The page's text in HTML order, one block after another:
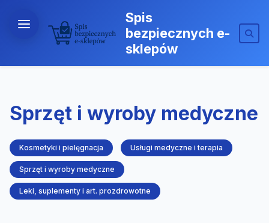
Spis
bezpiecznych e-
sklepów
Sprzęt i wyroby medyczne
Kosmetyki i pielęgnacja Usługi medyczne i terapia
Sprzęt i wyroby medyczne
Leki, suplementy i art. prozdrowotne